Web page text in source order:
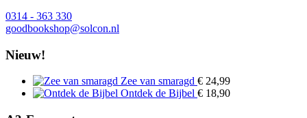
0314 - 363 330
goodbookshop@solcon.nl
Nieuw!
Zee van smaragd € 24,99
Ontdek de Bijbel € 18,90